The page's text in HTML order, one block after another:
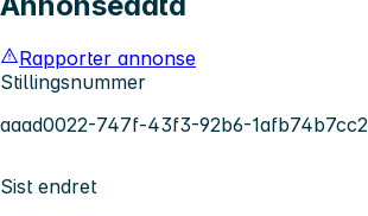
Rapporter annonse
Stillingsnummer
aaad0022-747f-43f3-92b6-
Sist endret